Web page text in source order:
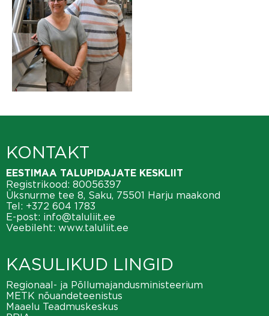
KONTAKT
EESTIMAA TALUPIDAJATE KESKLIIT
Registrikood: 80056397
Üksnurme tee 8, Saku, 75501 Harju maakond
Tel: +372 604 1783
E-post: info@taluliit.ee
Veebileht: www.taluliit.ee
KASULIKUD LINGID
Regionaal- ja Põllumajandusministeerium
METK nõuandeteenistus
Maaelu Teadmuskeskus